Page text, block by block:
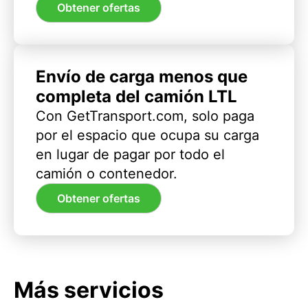
Obtener ofertas
Envío de carga menos que
completa del camión LTL
Con GetTransport.com, solo paga
por el espacio que ocupa su carga
en lugar de pagar por todo el
camión o contenedor.
Obtener ofertas
Más servicios